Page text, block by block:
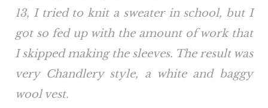
13, I tried to knit a sweater in school, but I
got so fed up with the amount of work that
I skipped making the sleeves. The result was
very Chandlery style, a white and baggy
wool vest.